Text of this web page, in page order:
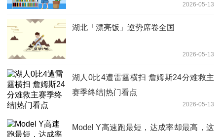
2026-05-13
湖北「漂亮饭」逆势席卷全国
2026-05-13
湖人0比4遭雷霆横扫 詹姆斯24分难救主
赛季终结|热门看点
2026-05-13
Model Y高速跑最短，达成率却最高，这